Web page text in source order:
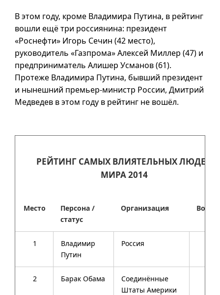
В этом году, кроме Владимира Путина, в рейтинг
вошли ещё три россиянина: президент
«Роснефти» Игорь Сечин (42 место),
руководитель «Газпрома» Алексей Миллер (47) и
предприниматель Алишер Усманов (61).
Протеже Владимира Путина, бывший президент
и нынешний премьер-министр России, Дмитрий
Медведев в этом году в рейтинг не вошёл.
РЕЙТИНГ САМЫХ ВЛИЯТЕЛЬНЫХ ЛЮДЕЙ
МИРА 2014
Место
Персона /
статус
Организация
1
Владимир
Путин
Россия
2 Барак Обама
Соединённые
Штаты Америки